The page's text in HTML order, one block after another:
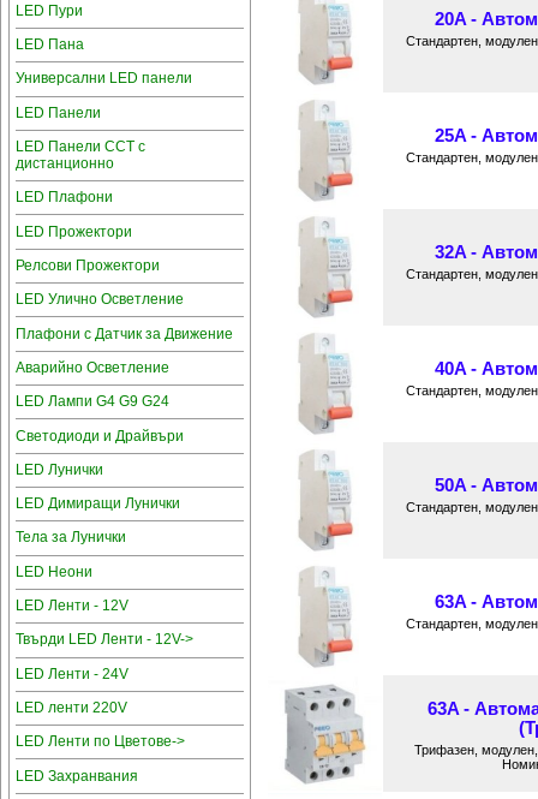
LED Пури
LED Пана
Универсални LED панели
LED Панели
LED Панели CCT с
дистанционно
LED Плафони
LED Прожектори
Релсови Прожектори
LED Улично Осветление
Плафони с Датчик за Движение
Аварийно Осветление
LED Лампи G4 G9 G24
Светодиоди и Драйвъри
LED Лунички
LED Димиращи Лунички
Тела за Лунички
LED Неони
LED Ленти - 12V
Твърди LED Ленти - 12V->
LED Ленти - 24V
LED ленти 220V
LED Ленти по Цветове->
LED Захранвания
20A -
Стандартен,
25A -
Стандартен,
32A -
Стандартен,
40A -
Стандартен,
50A -
Стандартен,
63A -
Стандартен,
63A -
Трифазен,